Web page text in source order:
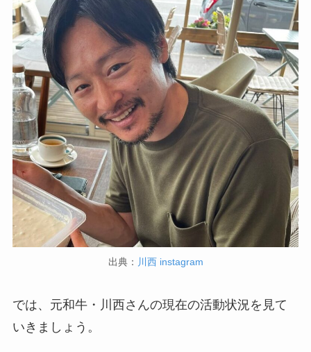
出典： 川西 instagram
では、元和牛・川西さんの現在の活動状況を見て
いきましょう。